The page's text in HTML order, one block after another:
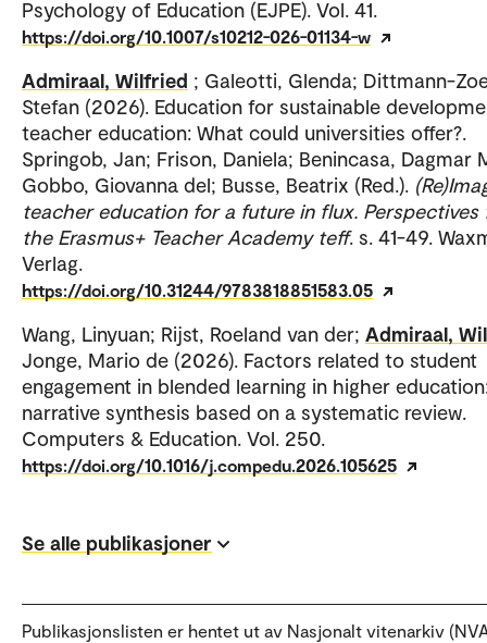
Psychology of Education (EJPE). Vol. 41.
https://doi.org/10.1007/s10212-026-01134-w
Admiraal, Wilfried ; Galeotti, Glenda; Dittmann-
Stefan (2026). Education for sustainable
teacher education: What could universities offer?.
Springob, Jan; Frison, Daniela; Benincasa, Dagmar
Gobbo, Giovanna del; Busse, Beatrix (Red.).
teacher education for a future in flux. Perspectives
the Erasmus+ Teacher Academy teff. s. 41-49.
Verlag.
https://doi.org/10.31244/9783818851583.05
Wang, Linyuan; Rijst, Roeland van der; Admiraal,
Jonge, Mario de (2026). Factors related to student
engagement in blended learning in higher
narrative synthesis based on a systematic review.
Computers & Education. Vol. 250.
https://doi.org/10.1016/j.compedu.2026.105625
Se alle publikasjoner
Publikasjonslisten er hentet ut av Nasjonalt vitenarkiv